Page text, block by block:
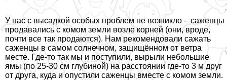
У нас с высадкой особых проблем не возникло – саженцы
продавались с комом земли возле корней (они, вроде,
почти все так продаются). Нам рекомендовали сажать
саженцы в самом солнечном, защищённом от ветра
месте. Где-то так мы и поступили, вырыли небольшие
ямы (по 25-30 см глубиной) на расстоянии где-то 3 м друг
от друга, куда и опустили саженцы вместе с комом земли.